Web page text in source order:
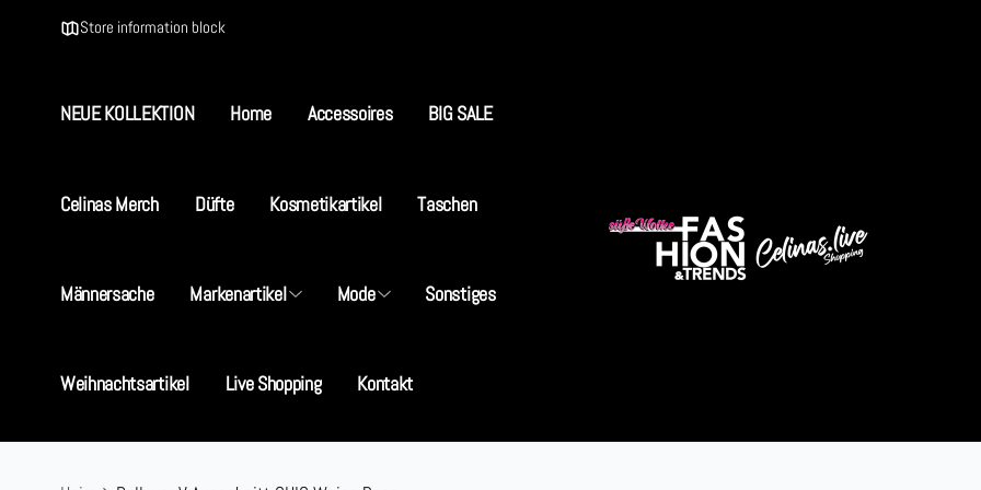
Store information block
NEUE KOLLEKTION Home Accessoires BIG SALE
Celinas Merch Düfte Kosmetikartikel Taschen
Männersache Markenartikel Mode Sonstiges
Weihnachtsartikel Live Shopping Kontakt
Abholung verfügbar, gewöhnlich fertig in 4 stunden
Industriestrasse 9